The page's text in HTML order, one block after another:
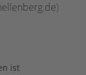
)
ist